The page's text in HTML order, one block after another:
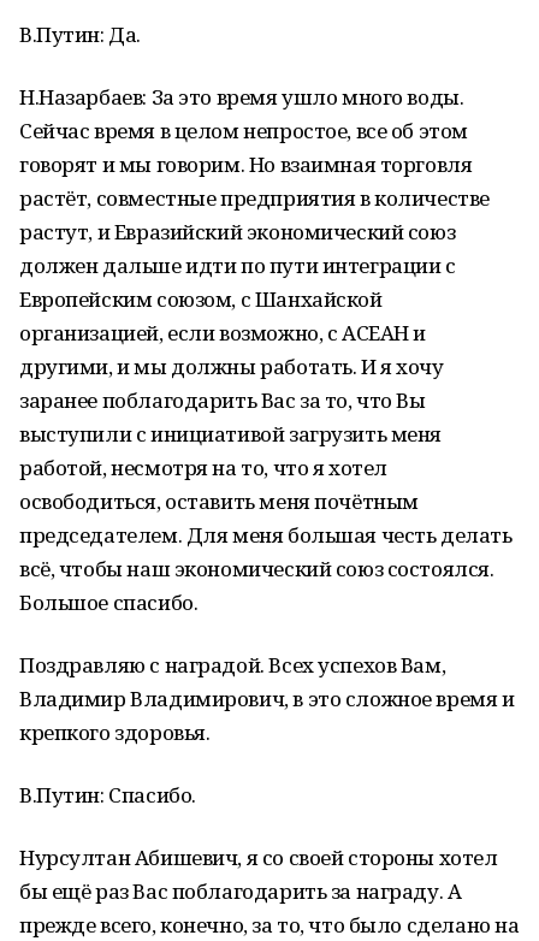
В.Путин: Да.
Н.Назарбаев: За это время ушло много воды.
Сейчас время в целом непростое, все об этом
говорят и мы говорим. Но взаимная торговля
растёт, совместные предприятия в количестве
растут, и Евразийский экономический союз
должен дальше идти по пути интеграции с
Европейским союзом, с Шанхайской
организацией, если возможно, с АСЕАН и
другими, и мы должны работать. И я хочу
заранее поблагодарить Вас за то, что Вы
выступили с инициативой загрузить меня
работой, несмотря на то, что я хотел
освободиться, оставить меня почётным
председателем. Для меня большая честь делать
всё, чтобы наш экономический союз состоялся.
Большое спасибо.
Поздравляю с наградой. Всех успехов Вам,
Владимир Владимирович, в это сложное время и
крепкого здоровья.
В.Путин: Спасибо.
Нурсултан Абишевич, я со своей стороны хотел
бы ещё раз Вас поблагодарить за награду. А
прежде всего, конечно, за то, что было сделано на